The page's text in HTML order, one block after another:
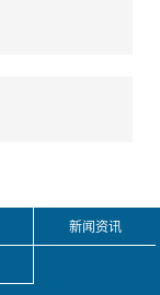
新闻资讯